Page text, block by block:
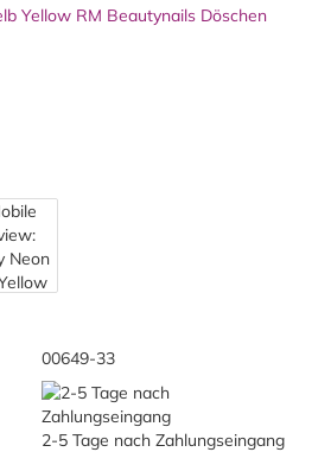
00649-33
2-5 Tage nach Zahlungseingang